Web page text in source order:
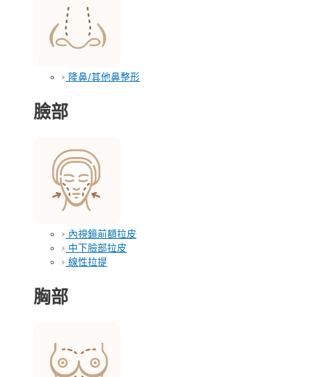
隆鼻/其他鼻整形
臉部
內視鏡前額拉皮
中下臉部拉皮
線性拉提
胸部